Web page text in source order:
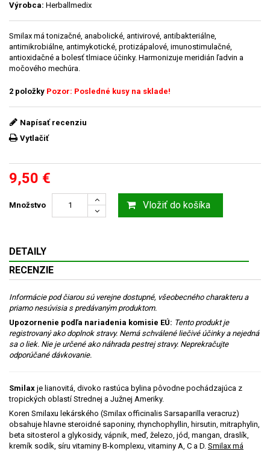
Výrobca: Herballmedix
Smilax má tonizačné, anabolické, antivirové, antibakteriálne,
antimikrobiálne, antimykotické, protizápalové, imunostimulačné,
antioxidačné a bolesť tlmiace účinky. Harmonizuje meridián ľadvin a
močového mechúra.
2 položky Pozor: Posledné kusy na sklade!
Napísať recenziu
Vytlačiť
9,50 €
Množstvo Vložiť do košíka
DETAILY
RECENZIE
Informácie pod čiarou sú verejne dostupné, všeobecného charakteru a
priamo nesúvisia s predávaným produktom.
Upozornenie podľa nariadenia komisie EÚ: Tento produkt je
registrovaný ako doplnok stravy. Nemá schválené liečivé účinky a nejedná
sa o liek. Nie je určené ako náhrada pestrej stravy. Neprekračujte
odporúčané dávkovanie.
Smilax je lianovitá, divoko rastúca bylina pôvodne pochádzajúca z
tropických oblastí Strednej a Južnej Ameriky.
Koren Smilaxu lekárského (Smilax officinalis Sarsaparilla veracruz)
obsahuje hlavne steroidné saponiny, rhynchophyllin, hirsutin, mitraphylin,
beta sitosterol a glykosidy, vápnik, meď, železo, jód, mangan, draslík,
kremík sodík, síru vitaminy B-komplexu, vitaminy A, C a D. Smilax má